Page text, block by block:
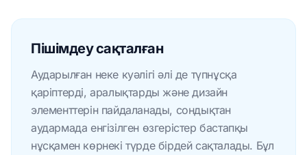
Пішімдеу сақталған
Аударылған неке куәлігі әлі де түпнұсқа
қаріптерді, аралықтарды және дизайн
элементтерін пайдаланады, сондықтан
аудармада енгізілген өзгерістер бастапқы
нұсқамен көрнекі түрде бірдей сақталады. Бұл